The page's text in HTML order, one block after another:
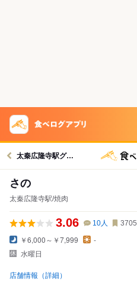
太秦広隆寺駅グルメへ
さの
太秦広隆寺駅/焼肉
3.06 10人 3705
￥6,000～￥7,999
-
水曜日
店舗情報（詳細）